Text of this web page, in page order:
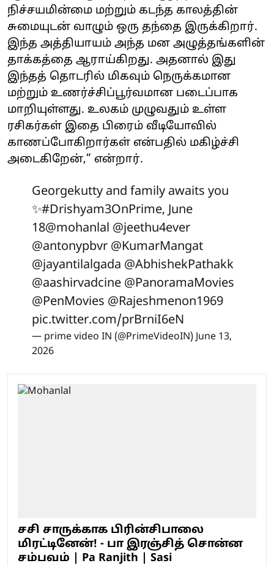
நிச்சயமின்மை மற்றும் கடந்த காலத்தின்
சுமையுடன் வாழும் ஒரு தந்தை இருக்கிறார்.
இந்த அத்தியாயம் அந்த மன அழுத்தங்களின்
தாக்கத்தை ஆராய்கிறது. அதனால் இது
இந்தத் தொடரில் மிகவும் நெருக்கமான
மற்றும் உணர்ச்சிப்பூர்வமான படைப்பாக
மாறியுள்ளது. உலகம் முழுவதும் உள்ள
ரசிகர்கள் இதை பிரைம் வீடியோவில்
காணப்போகிறார்கள் என்பதில் மகிழ்ச்சி
அடைகிறேன்,” என்றார்.
Georgekutty and family awaits you
✨#Drishyam3OnPrime, June
18@mohanlal @jeethu4ever
@antonypbvr @KumarMangat
@jayantilalgada @AbhishekPathakk
@aashirvadcine @PanoramaMovies
@PenMovies @Rajeshmenon1969
pic.twitter.com/prBrniI6eN
— prime video IN (@PrimeVideoIN) June 13,
2026
சசி சாருக்காக பிரின்சிபாலை
மிரட்டினேன்! - பா இரஞ்சித் சொன்ன
சம்பவம் | Pa Ranjith | Sasi